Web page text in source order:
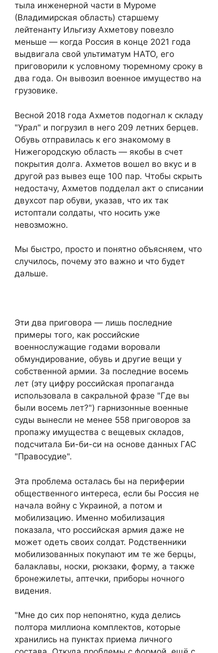
тыла инженерной части в Муроме
(Владимирская область) старшему
лейтенанту Ильгизу Ахметову повезло
меньше — когда Россия в конце 2021 года
выдвигала свой ультиматум НАТО, его
приговорили к условному тюремному сроку в
два года. Он вывозил военное имущество на
грузовике.
Весной 2018 года Ахметов подогнал к складу
"Урал" и погрузил в него 209 летних берцев.
Обувь отправилась к его знакомому в
Нижегородскую область — якобы в счет
покрытия долга. Ахметов вошел во вкус и в
другой раз вывез еще 100 пар. Чтобы скрыть
недостачу, Ахметов подделал акт о списании
двухсот пар обуви, указав, что их так
истоптали солдаты, что носить уже
невозможно.
Мы быстро, просто и понятно объясняем, что
случилось, почему это важно и что будет
дальше.
Эти два приговора — лишь последние
примеры того, как российские
военнослужащие годами воровали
обмундирование, обувь и другие вещи у
собственной армии. За последние восемь
лет (эту цифру российская пропаганда
использовала в сакральной фразе "Где вы
были восемь лет?") гарнизонные военные
суды вынесли не менее 558 приговоров за
пропажу имущества с вещевых складов,
подсчитала Би-би-си на основе данных ГАС
"Правосудие".
Эта проблема осталась бы на периферии
общественного интереса, если бы Россия не
начала войну с Украиной, а потом и
мобилизацию. Именно мобилизация
показала, что российская армия даже не
может одеть своих солдат. Родственники
мобилизованных покупают им те же берцы,
балаклавы, носки, рюкзаки, форму, а также
бронежилеты, аптечки, приборы ночного
видения.
"Мне до сих пор непонятно, куда делись
полтора миллиона комплектов, которые
хранились на пунктах приема личного